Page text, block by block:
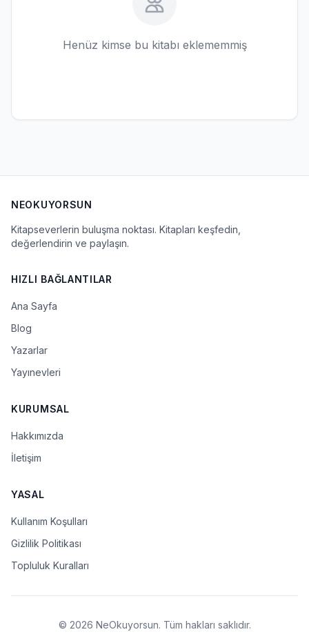
Henüz kimse bu kitabı eklememmiş
NEOKUYORSUN
Kitapseverlerin buluşma noktası. Kitapları keşfedin,
değerlendirin ve paylaşın.
HIZLI BAĞLANTILAR
Ana Sayfa
Blog
Yazarlar
Yayınevleri
KURUMSAL
Hakkımızda
İletişim
YASAL
Kullanım Koşulları
Gizlilik Politikası
Topluluk Kuralları
© 2026 NeOkuyorsun. Tüm hakları saklıdır.